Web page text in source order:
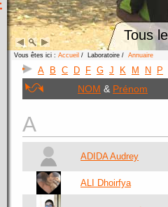
Tous
Vous êtes ici : Accueil / Laboratoire / Annuaire
A B C D F G J K M N P
NOM & Prénom
A
ADIDA Audrey
ALI Dhoirfya